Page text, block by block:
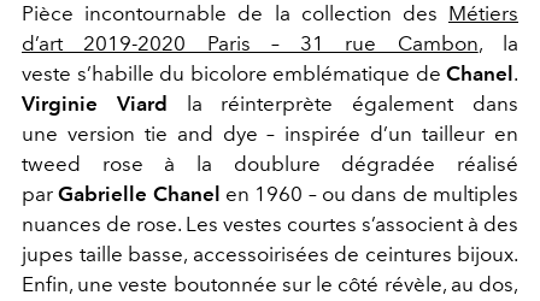
Pièce incontournable de la collection des Métiers
d’art 2019-2020 Paris – 31 rue Cambon, la
veste s’habille du bicolore emblématique de Chanel .
Virginie Viard
la réinterprète également dans
une version tie and dye – inspirée d’un tailleur en
tweed rose à la doublure dégradée réalisé
parGabrielle Chanel en 1960 – ou dans de multiples
nuances de rose. Les vestes courtes s’associent à des
jupes taille basse, accessoirisées de ceintures bijoux.
Enfin, une veste boutonnée sur le côté révèle, au dos,